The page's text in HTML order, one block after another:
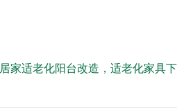
居家适老化阳台改造，适老化家具下